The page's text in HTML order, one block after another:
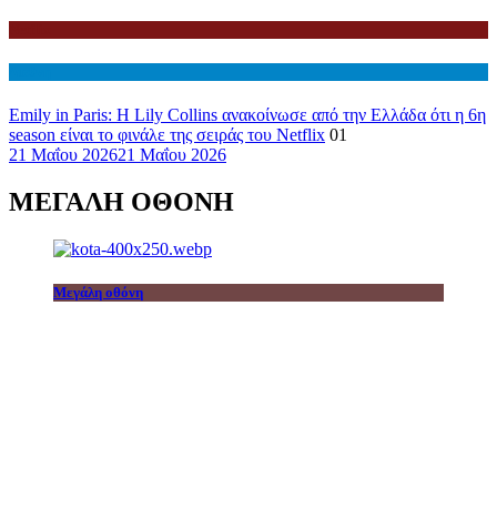
Emily in Paris: Η Lily Collins ανακοίνωσε από την Ελλάδα ότι η 6η
season είναι το φινάλε της σειράς του Netflix 01
21 Μαΐου 202621 Μαΐου 2026
ΜΕΓΑΛΗ ΟΘΟΝΗ
Μεγάλη οθόνη